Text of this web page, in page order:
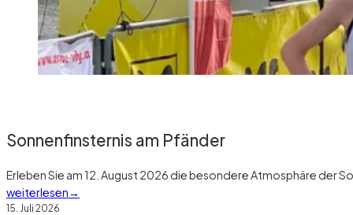
Sonnenfinsternis am Pfänder
Erleben Sie am 12. August 2026 die besondere Atmosphäre der
weiterlesen
15. Juli 2026